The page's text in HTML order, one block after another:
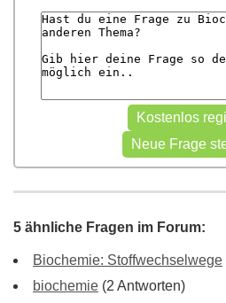
5 ähnliche Fragen im Forum:
Biochemie: Stoffwechselwege
biochemie (2 Antworten)